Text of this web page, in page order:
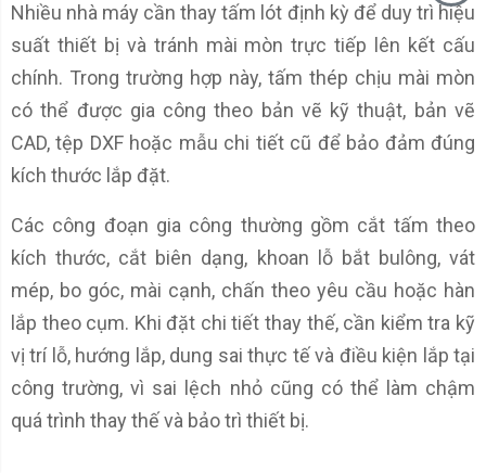
Nhiều nhà máy cần thay tấm lót định kỳ để duy trì hiệu
suất thiết bị và tránh mài mòn trực tiếp lên kết cấu
chính. Trong trường hợp này, tấm thép chịu mài mòn
có thể được gia công theo bản vẽ kỹ thuật, bản vẽ
CAD, tệp DXF hoặc mẫu chi tiết cũ để bảo đảm đúng
kích thước lắp đặt.
Các công đoạn gia công thường gồm cắt tấm theo
kích thước, cắt biên dạng, khoan lỗ bắt bulông, vát
mép, bo góc, mài cạnh, chấn theo yêu cầu hoặc hàn
lắp theo cụm. Khi đặt chi tiết thay thế, cần kiểm tra kỹ
vị trí lỗ, hướng lắp, dung sai thực tế và điều kiện lắp tại
công trường, vì sai lệch nhỏ cũng có thể làm chậm
quá trình thay thế và bảo trì thiết bị.